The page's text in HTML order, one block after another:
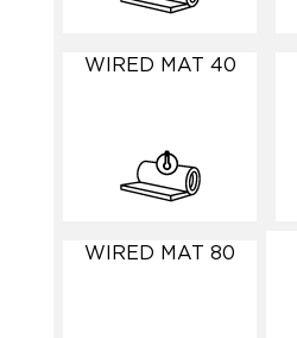
WIRED MAT 40
WIRED MAT 80